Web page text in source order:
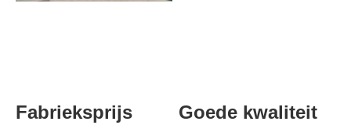
Fabrieksprijs Goede kwaliteit